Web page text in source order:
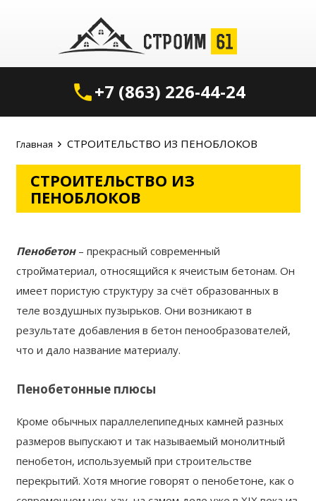
phone+7 (863) 226-44-24
Главная СТРОИТЕЛЬСТВО ИЗ ПЕНОБЛОКОВ
СТРОИТЕЛЬСТВО ИЗ
ПЕНОБЛОКОВ
Пенобетон– прекрасный современный
стройматериал, относящийся к ячеистым бетонам. Он
имеет пористую структуру за счёт образованных в
теле воздушных пузырьков. Они возникают в
результате добавления в бетон пенообразователей,
что и дало название материалу.
Пенобетонные плюсы
Кроме обычных параллелепипедных камней разных
размеров выпускают и так называемый монолитный
пенобетон, используемый при строительстве
перекрытий. Хотя многие говорят о пенобетоне, как о